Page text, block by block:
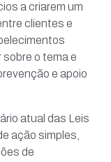
a criarem um
clientes e
o tema e
e apoio
atual das Leis
ação simples,
de